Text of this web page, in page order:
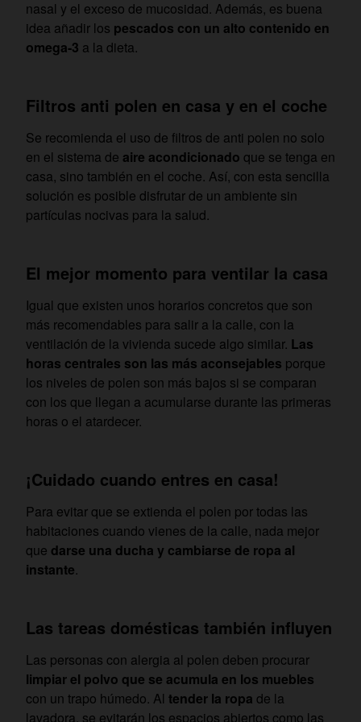
nasal y el exceso de mucosidad. Además, es buena
idea añadir los pescados con un alto contenido en
omega-3 a la dieta.
Filtros anti polen en casa y en el coche
Se recomienda el uso de filtros de anti polen no solo
en el sistema de aire acondicionado que se tenga en
casa, sino también en el coche. Así, con esta sencilla
solución es posible disfrutar de un ambiente sin
partículas nocivas para la salud.
El mejor momento para ventilar la casa
Igual que existen unos horarios concretos que son
más recomendables para salir a la calle, con la
ventilación de la vivienda sucede algo similar. Las
horas centrales son las más aconsejables porque
los niveles de polen son más bajos si se comparan
con los que llegan a acumularse durante las primeras
horas o el atardecer.
¡Cuidado cuando entres en casa!
Para evitar que se extienda el polen por todas las
habitaciones cuando vienes de la calle, nada mejor
que darse una ducha y cambiarse de ropa al
instante.
Las tareas domésticas también influyen
Las personas con alergia al polen deben procurar
limpiar el polvo que se acumula en los muebles
con un trapo húmedo. Al tender la ropa de la
lavadora, se evitarán los espacios abiertos como las